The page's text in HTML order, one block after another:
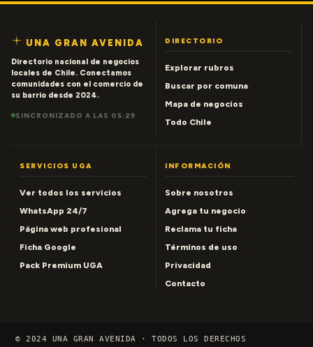
UNA GRAN AVENIDA
Directorio nacional de negocios
locales de Chile. Conectamos
comunidades con el comercio de
su barrio desde 2024.
SINCRONIZADO A LAS 05:29
DIRECTORIO
Explorar rubros
Buscar por comuna
Mapa de negocios
Todo Chile
SERVICIOS UGA
Ver todos los servicios
WhatsApp 24/7
Página web profesional
Ficha Google
Pack Premium UGA
INFORMACIÓN
Sobre nosotros
Agrega tu negocio
Reclama tu ficha
Términos de uso
Privacidad
Contacto
© 2024 UNA GRAN AVENIDA · TODOS LOS DERECHOS